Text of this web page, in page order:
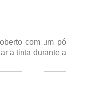
com um pó
a tinta durante a